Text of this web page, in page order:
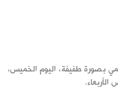
بصورة طفيفة، اليوم الخميس،